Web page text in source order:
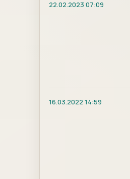
22.02.2023 07:09
16.03.2022 14:59